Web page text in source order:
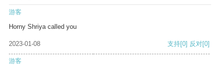
游客
Horny Shriya called you
2023-01-08 支持[0] 反对[0]
游客